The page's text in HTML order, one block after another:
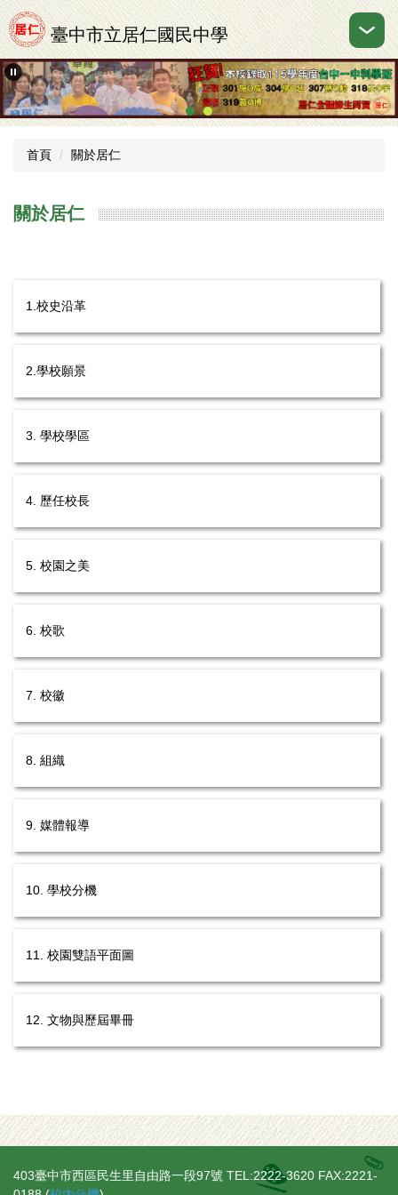
跳
到
主
要
內
容
區
臺中市立居仁國民中學
首頁 關於居仁
關於居仁
1.校史沿革
2.學校願景
3. 學校學區
4. 歷任校長
5. 校園之美
6. 校歌
7. 校徽
8. 組織
9. 媒體報導
10. 學校分機
11. 校園雙語平面圖
12. 文物與歷屆畢冊
403臺中市西區民生里自由路一段97號 TEL:2222-3620 FAX:2221-